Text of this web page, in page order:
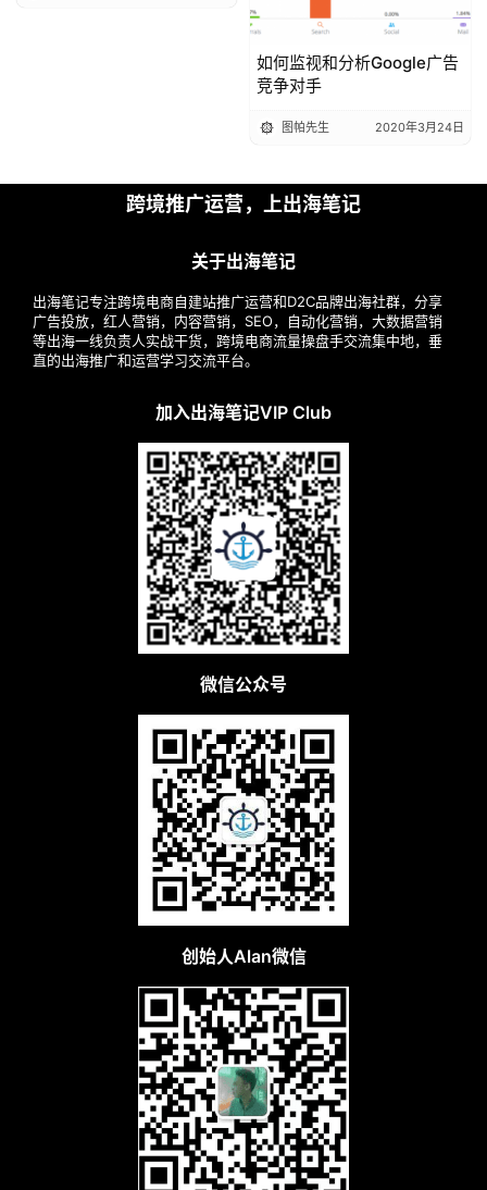
如何监视和分析Google广告
竞争对手
图帕先生 2020年3月24日
跨境推广运营，上出海笔记
关于出海笔记
出海笔记专注跨境电商自建站推广运营和D2C品牌出海社群，分享
广告投放，红人营销，内容营销，SEO，自动化营销，大数据营销
等出海一线负责人实战干货，跨境电商流量操盘手交流集中地，垂
直的出海推广和运营学习交流平台。
加入出海笔记VIP Club
微信公众号
创始人Alan微信